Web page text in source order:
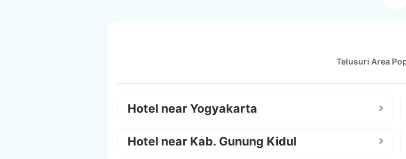
Telusuri Area
Hotel near Yogyakarta
Hotel near Kab. Gunung Kidul